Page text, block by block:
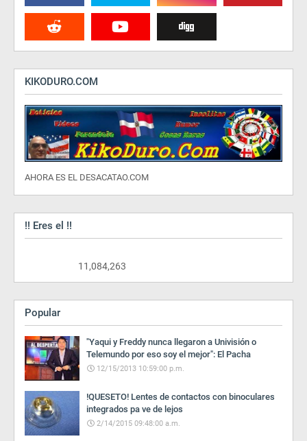
KIKODURO.COM
AHORA ES EL DESACATAO.COM
!! Eres el !!
11,084,263
Popular
"Yaqui y Freddy nunca llegaron a Univisión o
Telemundo por eso soy el mejor": El Pacha
12/15/2013 10:59:00 p.m.
!QUESETO! Lentes de contactos con binoculares
integrados pa ve de lejos
2/14/2015 09:48:00 a.m.